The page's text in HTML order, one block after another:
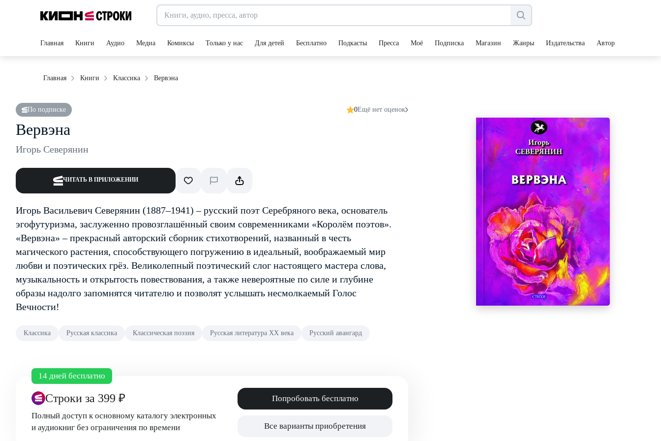
Главная Книги Аудио Медиа Комиксы Только у нас Для детей Бесплатно Подкасты Пресса Моё Подписка Магазин Жанры Издательства Авторы
Главная Книги Классика Вервэна
По подписке 0Ещё нет оценок
Вервэна
Игорь Северянин
ЧИТАТЬ В ПРИЛОЖЕНИИ
Игорь Васильевич Северянин (1887–1941) – русский поэт Серебряного века, основатель
эгофутуризма, заслуженно провозглашённый своим современниками «Королём поэтов».
«Вервэна» – прекрасный авторский сборник стихотворений, названный в честь
магического растения, способствующего погружению в идеальный, воображаемый мир
любви и поэтических грёз. Великолепный поэтический слог настоящего мастера слова,
музыкальность и открытость повествования, а также невероятные по силе и глубине
образы надолго запомнятся читателю и позволят услышать несмолкаемый Голос
Вечности!
Классика Русская классика Классическая поэзия Русская литература XX века Русский авангард
14 дней бесплатно
Строки за 399 ₽
Полный доступ к основному каталогу электронных
и аудиокниг без ограничения по времени
Попробовать бесплатно
Все варианты приобретения